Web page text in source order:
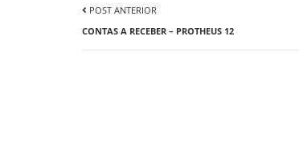
POST ANTERIOR
CONTAS A RECEBER – PROTHEUS 12